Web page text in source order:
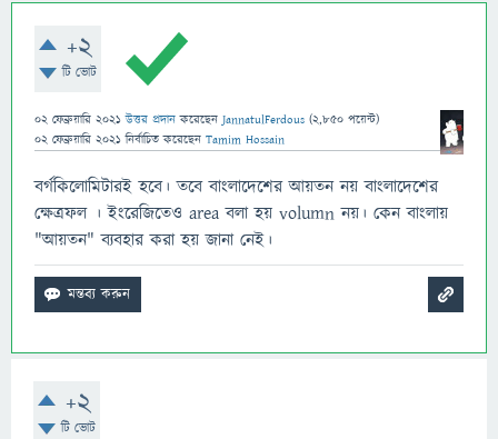
+2
টি ভোট
02 ফেব্রুয়ারি 2021 উত্তর প্রদান করেছেনJannatulFerdous (2,850 পয়েন্ট)
02 ফেব্রুয়ারি 2021 নির্বাচিত করেছেন Tamim Hossain
বর্গকিলোমিটারই হবে। তবে বাংলাদেশের আয়তন নয় বাংলাদেশের
ক্ষেত্রফল । ইংরেজিতেও area বলা হয় volumn নয়। কেন বাংলায়
"আয়তন" ব্যবহার করা হয় জানা নেই।
+2
টি ভোট